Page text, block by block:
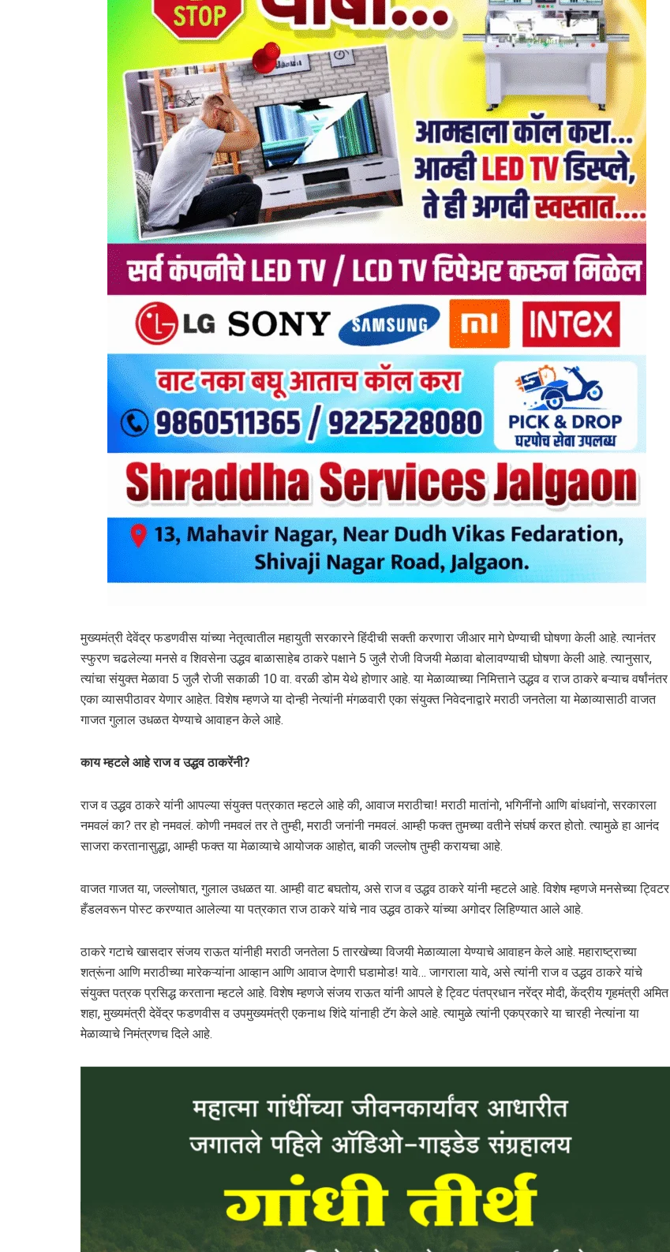
मुख्यमंत्री देवेंद्र फडणवीस यांच्या नेतृत्वातील महायुती सरकारने हिंदीची सक्ती करणारा जीआर मागे घेण्याची घोषणा केली आहे. त्यानंतर
स्फुरण चढलेल्या मनसे व शिवसेना उद्धव बाळासाहेब ठाकरे पक्षाने 5 जुलै रोजी विजयी मेळावा बोलावण्याची घोषणा केली आहे. त्यानुसार,
त्यांचा संयुक्त मेळावा 5 जुलै रोजी सकाळी 10 वा. वरळी डोम येथे होणार आहे. या मेळाव्याच्या निमित्ताने उद्धव व राज ठाकरे बऱ्याच वर्षांनंतर
एका व्यासपीठावर येणार आहेत. विशेष म्हणजे या दोन्ही नेत्यांनी मंगळवारी एका संयुक्त निवेदनाद्वारे मराठी जनतेला या मेळाव्यासाठी वाजत
गाजत गुलाल उधळत येण्याचे आवाहन केले आहे.
काय म्हटले आहे राज व उद्धव ठाकरेंनी?
राज व उद्धव ठाकरे यांनी आपल्या संयुक्त पत्रकात म्हटले आहे की, आवाज मराठीचा! मराठी मातांनो, भगिनींनो आणि बांधवांनो, सरकारला
नमवलं का? तर हो नमवलं. कोणी नमवलं तर ते तुम्ही, मराठी जनांनी नमवलं. आम्ही फक्त तुमच्या वतीने संघर्ष करत होतो. त्यामुळे हा आनंद
साजरा करतानासुद्धा, आम्ही फक्त या मेळाव्याचे आयोजक आहोत, बाकी जल्लोष तुम्ही करायचा आहे.
वाजत गाजत या, जल्लोषात, गुलाल उधळत या. आम्ही वाट बघतोय, असे राज व उद्धव ठाकरे यांनी म्हटले आहे. विशेष म्हणजे मनसेच्या ट्विटर
हँडलवरून पोस्ट करण्यात आलेल्या या पत्रकात राज ठाकरे यांचे नाव उद्धव ठाकरे यांच्या अगोदर लिहिण्यात आले आहे.
ठाकरे गटाचे खासदार संजय राऊत यांनीही मराठी जनतेला 5 तारखेच्या विजयी मेळाव्याला येण्याचे आवाहन केले आहे. महाराष्ट्राच्या
शत्रूंना आणि मराठीच्या मारेकऱ्यांना आव्हान आणि आवाज देणारी घडामोड! यावे… जागराला यावे, असे त्यांनी राज व उद्धव ठाकरे यांचे
संयुक्त पत्रक प्रसिद्ध करताना म्हटले आहे. विशेष म्हणजे संजय राऊत यांनी आपले हे ट्विट पंतप्रधान नरेंद्र मोदी, केंद्रीय गृहमंत्री अमित
शहा, मुख्यमंत्री देवेंद्र फडणवीस व उपमुख्यमंत्री एकनाथ शिंदे यांनाही टॅग केले आहे. त्यामुळे त्यांनी एकप्रकारे या चारही नेत्यांना या
मेळाव्याचे निमंत्रणच दिले आहे.